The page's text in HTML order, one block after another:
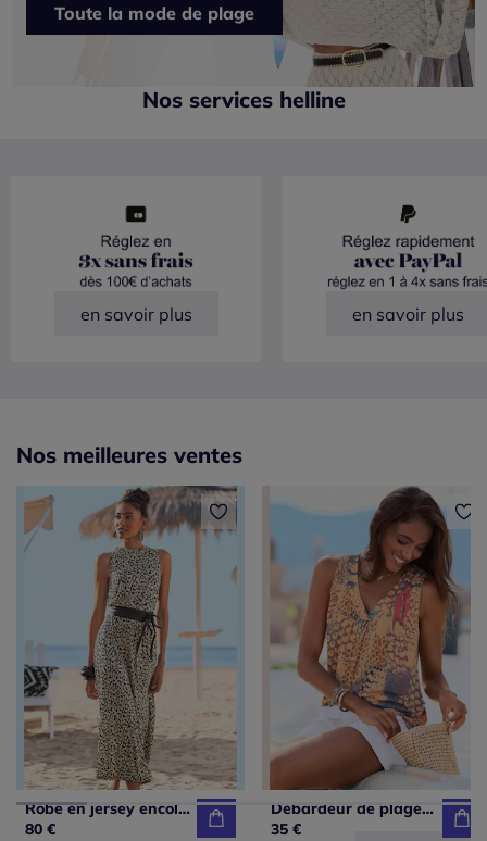
Toute la mode de plage
Nos services helline
en savoir plus en savoir plus
Nos meilleures ventes
Robe en jersey encolure haute volantée
80 €
Débardeur de plage à encolure en V avec larges bretelles et imprimé unique
35 €